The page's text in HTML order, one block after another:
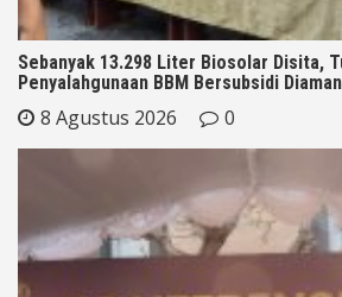
Sebanyak 13.298 Liter Biosolar Disita,
Penyalahgunaan BBM Bersubsidi
8 Agustus 2026 0